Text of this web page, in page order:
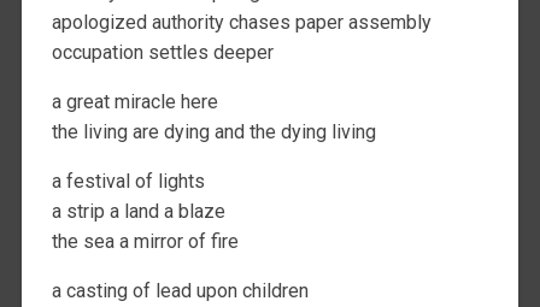
apologized authority chases paper assembly
occupation settles deeper
a great miracle here
the living are dying and the dying living
a festival of lights
a strip a land a blaze
the sea a mirror of fire
a casting of lead upon children